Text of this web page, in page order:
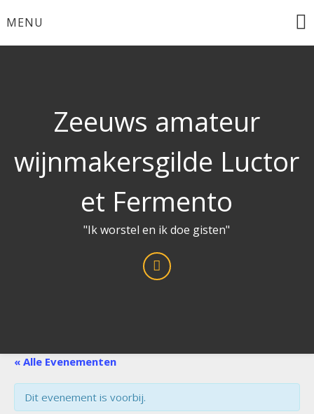
naar
MENU
Zeeuws amateur
wijnmakersgilde Luctor
et Fermento
"Ik worstel en ik doe gisten"
« Alle Evenementen
Dit evenement is voorbij.